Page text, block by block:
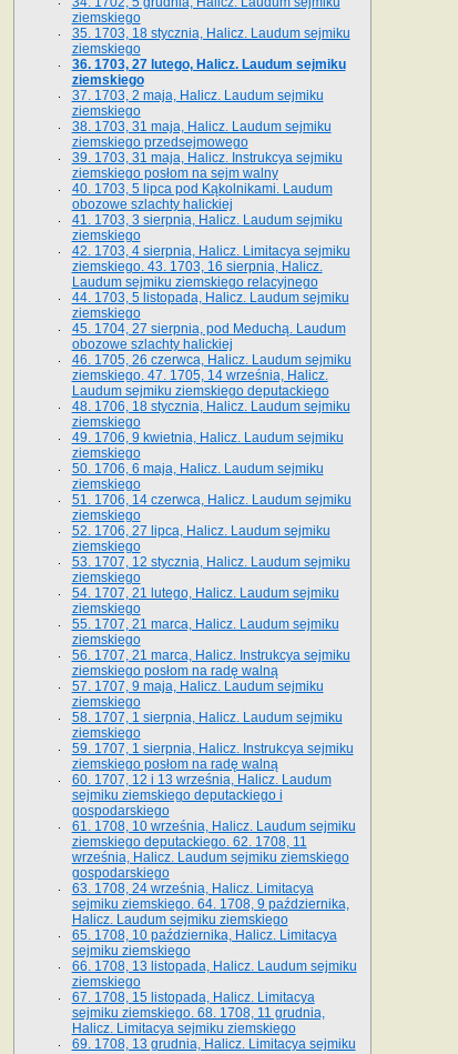
ziemskiego
35. 1703, 18 stycznia, Halicz. Laudum sejmiku
ziemskiego
36. 1703, 27 lutego, Halicz. Laudum sejmiku
ziemskiego
37. 1703, 2 maja, Halicz. Laudum sejmiku
ziemskiego
38. 1703, 31 maja, Halicz. Laudum sejmiku
ziemskiego przedsejmowego
39. 1703, 31 maja, Halicz. Instrukcya sejmiku
ziemskiego posłom na sejm walny
40. 1703, 5 lipca pod Kąkolnikami. Laudum
obozowe szlachty halickiej
41­. 1703, 3 sierpnia, Halicz. Laudum sejmiku
ziemskiego
42. 1703, 4 sierpnia, Halicz. Limitacya sejmiku
ziemskiego. 43. 1703, 16 sierpnia, Halicz.
Laudum sejmiku ziemskiego relacyjnego
44. 1703, 5 listopada, Halicz. Laudum sejmiku
ziemskiego
45. 1704, 27 sierpnia, pod Meduchą. Laudum
obozowe szlachty halickiej
46. 1705, 26 czerwca, Halicz. Laudum sejmiku
ziemskiego. 47. 1705, 14 września, Halicz.
Laudum sejmiku ziemskiego deputackiego
48. 1706, 18 stycznia, Halicz. Laudum sejmiku
ziemskiego
49. 1706, 9 kwietnia, Halicz. Laudum sejmiku
ziemskiego
50. 1706, 6 maja, Halicz. Laudum sejmiku
ziemskiego
51. 1706, 14 czerwca, Halicz. Laudum sejmiku
ziemskiego
52. 1706, 27 lipca, Halicz. Laudum sejmiku
ziemskiego
53. 1707, 12 stycznia, Halicz. Laudum sejmiku
ziemskiego
54. 1707, 21 lutego, Halicz. Laudum sejmiku
ziemskiego
55. 1707, 21 marca, Halicz. Laudum sejmiku
ziemskiego
56. 1707, 21 marca, Halicz. Instrukcya sejmiku
ziemskiego posłom na radę walną
57. 1707, 9 maja, Halicz. Laudum sejmiku
ziemskiego
58. 1707, 1 sierpnia, Halicz. Laudum sejmiku
ziemskiego
59. 1707, 1 sierpnia, Halicz. Instrukcya sejmiku
ziemskiego posłom na radę walną
60. 1707, 12 i 13 września, Halicz. Laudum
sejmiku ziemskiego deputackiego i
gospodarskiego
61. 1708, 10 września, Halicz. Laudum sejmiku
ziemskiego deputackiego. 62. 1708, 11
września, Halicz. Laudum sejmiku ziemskiego
gospodarskiego
63. 1708, 24 września, Halicz. Limitacya
sejmiku ziemskiego. 64. 1708, 9 października,
Halicz. Laudum sejmiku ziemskiego
65­. 1708, 10 października, Halicz. Limitacya
sejmiku ziemskiego
66. 1708, 13 listopada, Halicz. Laudum sejmiku
ziemskiego
67. 1708, 15 listopada, Halicz. Limitacya
sejmiku ziemskiego. 68. 1708, 11 grudnia,
Halicz. Limitacya sejmiku ziemskiego
69. 1708, 13 grudnia, Halicz. Limitacya sejmiku